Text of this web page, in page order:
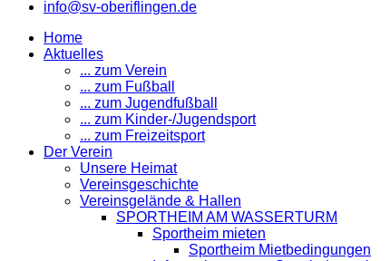
info@sv-oberiflingen.de
Home
Aktuelles
... zum Verein
... zum Fußball
... zum Jugendfußball
... zum Kinder-/Jugendsport
... zum Freizeitsport
Der Verein
Unsere Heimat
Vereinsgeschichte
Vereinsgelände & Hallen
SPORTHEIM AM WASSERTURM
Sportheim mieten
Sportheim Mietbedingungen